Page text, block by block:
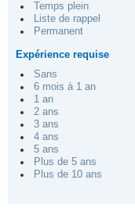
Temps plein
Liste de rappel
Permanent
Expérience requise
Sans
6 mois à 1 an
1 an
2 ans
3 ans
4 ans
5 ans
Plus de 5 ans
Plus de 10 ans